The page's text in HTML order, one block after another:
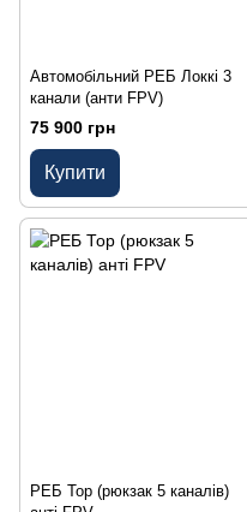
Автомобільний РЕБ Локкі 3
канали (анти FPV)
75 900 грн
Купити
РЕБ Тор (рюкзак 5 каналів)